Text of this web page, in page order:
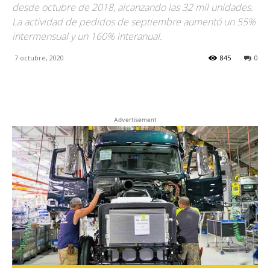
desde octubre de 2018, alcanzando las 32 mil unidades.
La actividad de pedidos de septiembre aumentó un 55%
intermensual y un 160% interanual.
7 octubre, 2020 0
845
Advertisement